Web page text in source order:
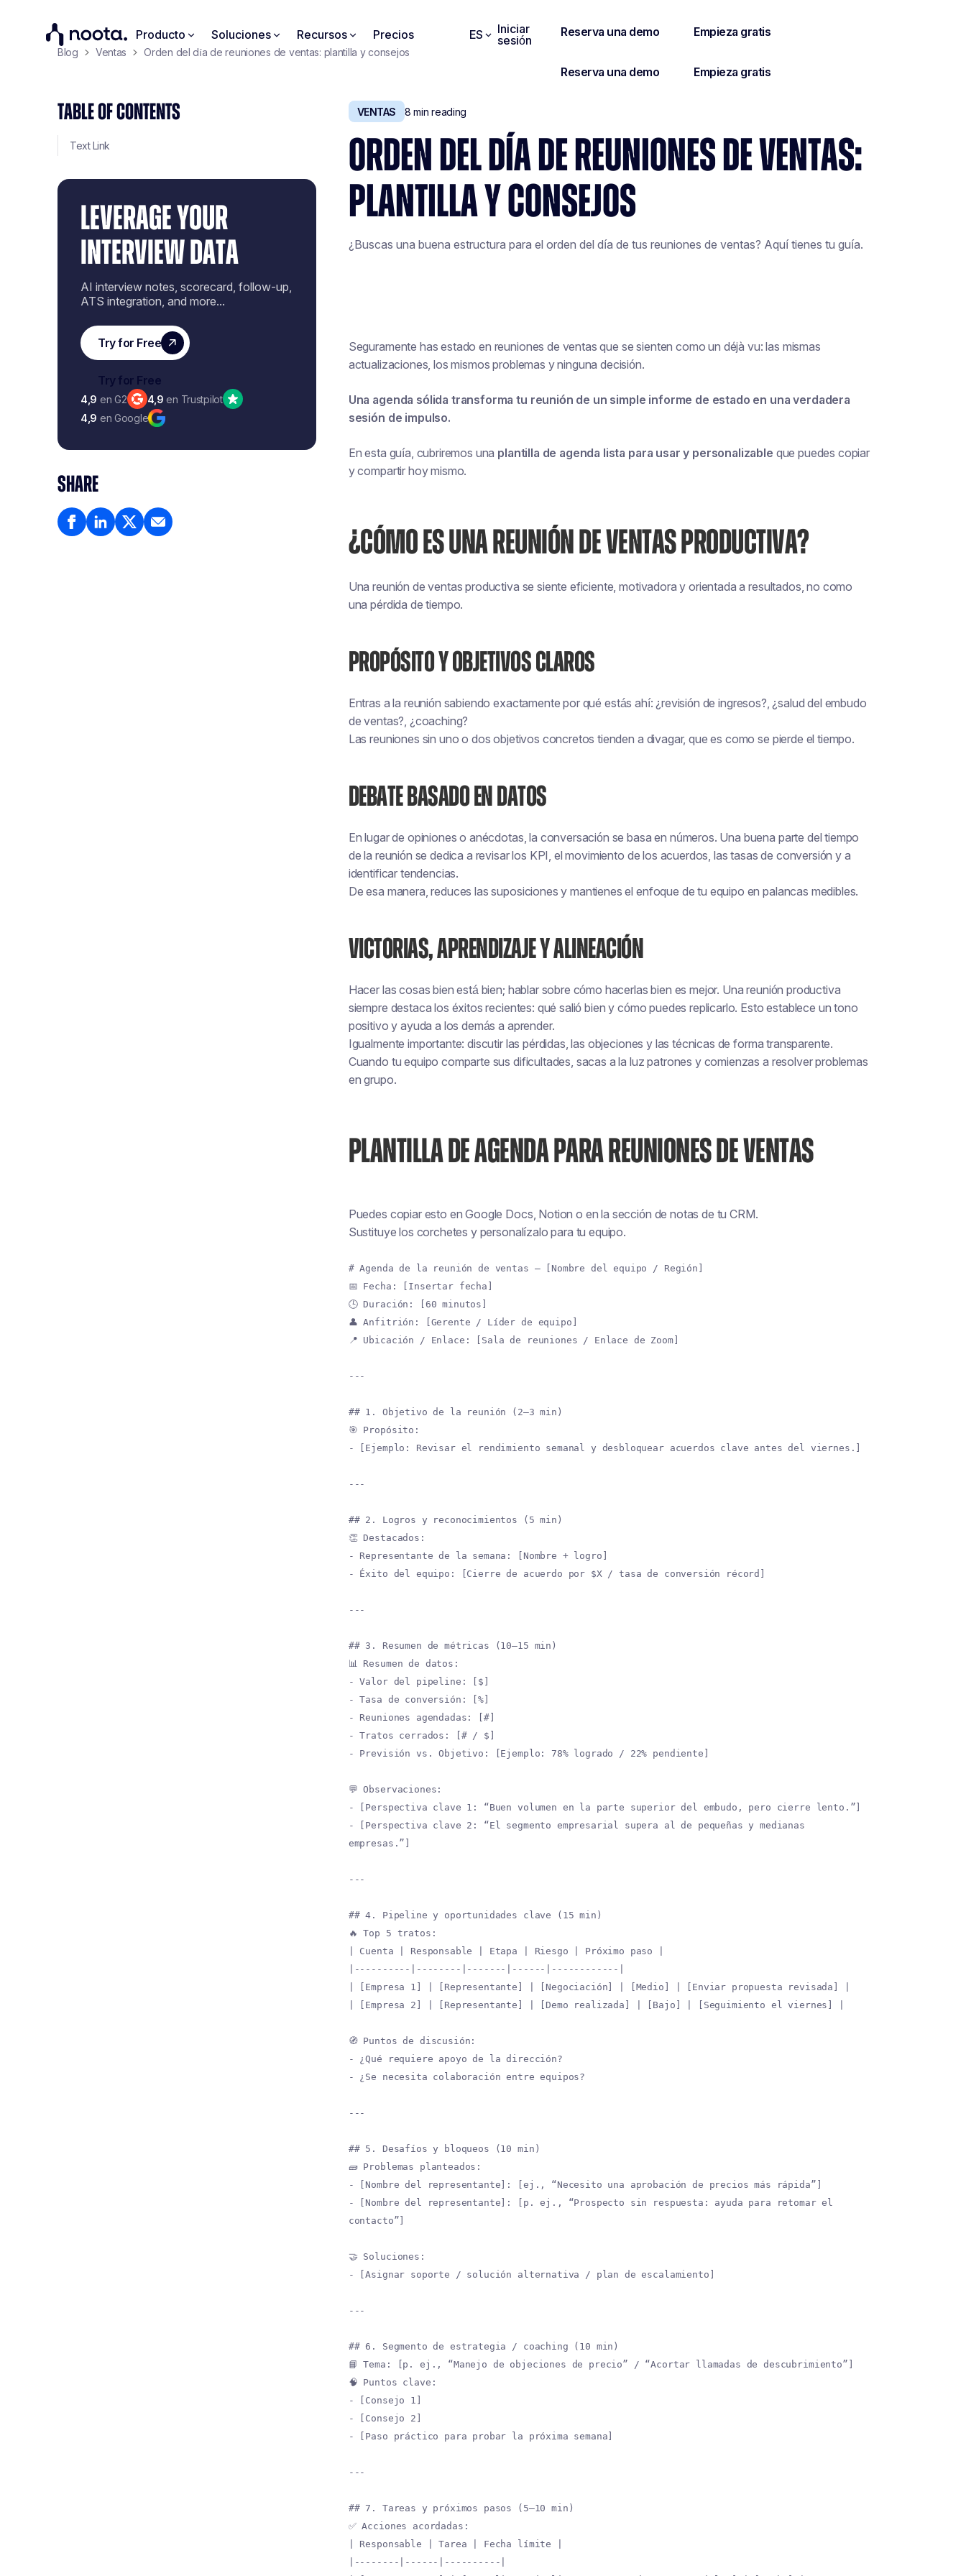
Producto Soluciones Recursos Precios ES
Iniciar
sesión
Blog Ventas Orden del día de reuniones de ventas: plantilla y consejos
TABLE OF CONTENTS
Text Link
LEVERAGE YOUR
INTERVIEW DATA
AI interview notes, scorecard, follow-up,
ATS integration, and more...
4,9 en G2 4,9 en Trustpilot
4,9 en Google
SHARE
VENTAS 8 min reading
ORDEN DEL DÍA DE REUNIONES DE VENTAS:
PLANTILLA Y CONSEJOS
¿Buscas una buena estructura para el orden del día de tus reuniones de ventas? Aquí tienes tu guía.
Seguramente has estado en reuniones de ventas que se sienten como un déjà vu: las mismas
actualizaciones, los mismos problemas y ninguna decisión.
Una agenda sólida transforma tu reunión de un simple informe de estado en una verdadera
sesión de impulso.
En esta guía, cubriremos una plantilla de agenda lista para usar y personalizable que puedes copiar
y compartir hoy mismo.
¿CÓMO ES UNA REUNIÓN DE VENTAS PRODUCTIVA?
Una reunión de ventas productiva se siente eficiente, motivadora y orientada a resultados, no como
una pérdida de tiempo.
PROPÓSITO Y OBJETIVOS CLAROS
Entras a la reunión sabiendo exactamentepor qué estás ahí: ¿revisión de ingresos?, ¿salud del embudo
de ventas?, ¿coaching?
Las reuniones sin uno o dos objetivos concretos tienden a divagar, que es como se pierde el tiempo.
DEBATE BASADO EN DATOS
En lugar de opiniones o anécdotas, la conversación se basa en números. Una buena parte del tiempo
de la reunión se dedica a revisar los KPI, el movimiento de los acuerdos, las tasas de conversión y a
identificar tendencias.
De esa manera, reduces las suposiciones y mantienes el enfoque de tu equipo en palancas medibles.
VICTORIAS, APRENDIZAJE Y ALINEACIÓN
Hacer las cosas bien está bien; hablar sobre cómo hacerlas bien es mejor. Una reunión productiva
siempre destaca los éxitos recientes: qué salió bien y cómo puedes replicarlo. Esto establece un tono
positivo y ayuda a los demás a aprender.
Igualmente importante: discutir las pérdidas, las objeciones y las técnicas de forma transparente.
Cuando tu equipo comparte sus dificultades, sacas a la luz patrones y comienzas a resolver problemas
en grupo.
PLANTILLA DE AGENDA PARA REUNIONES DE VENTAS
Puedes copiar esto en Google Docs, Notion o en la sección de notas de tu CRM.
Sustituye los corchetes y personalízalo para tu equipo.
# Agenda de la reunión de ventas — [Nombre del equipo / Región]
📅 Fecha: [Insertar fecha]
🕒 Duración: [60 minutos]
👤 Anfitrión: [Gerente / Líder de equipo]
📍 Ubicación / Enlace: [Sala de reuniones / Enlace de Zoom]
---
## 1. Objetivo de la reunión (2–3 min)
🎯 Propósito:
- [Ejemplo: Revisar el rendimiento semanal y desbloquear acuerdos clave antes del viernes.]
---
## 2. Logros y reconocimientos (5 min)
👏 Destacados:
- Representante de la semana: [Nombre + logro]
- Éxito del equipo: [Cierre de acuerdo por $X / tasa de conversión récord]
---
## 3. Resumen de métricas (10–15 min)
📊 Resumen de datos:
- Valor del pipeline: [$]
- Tasa de conversión: [%]
- Reuniones agendadas: [#]
- Tratos cerrados: [# / $]
- Previsión vs. Objetivo: [Ejemplo: 78% logrado / 22% pendiente]
💬 Observaciones:
- [Perspectiva clave 1: “Buen volumen en la parte superior del embudo, pero cierre lento.”]
- [Perspectiva clave 2: “El segmento empresarial supera al de pequeñas y medianas
empresas.”]
---
## 4. Pipeline y oportunidades clave (15 min)
🔥 Top 5 tratos:
| Cuenta | Responsable | Etapa | Riesgo | Próximo paso |
|----------|--------|-------|------|------------|
| [Empresa 1] | [Representante] | [Negociación] | [Medio] | [Enviar propuesta revisada] |
| [Empresa 2] | [Representante] | [Demo realizada] | [Bajo] | [Seguimiento el viernes] |
🧭 Puntos de discusión:
- ¿Qué requiere apoyo de la dirección?
- ¿Se necesita colaboración entre equipos?
---
## 5. Desafíos y bloqueos (10 min)
🧱 Problemas planteados:
- [Nombre del representante]: [ej., “Necesito una aprobación de precios más rápida”]
- [Nombre del representante]: [p. ej., “Prospecto sin respuesta: ayuda para retomar el
contacto”]
🤝 Soluciones:
- [Asignar soporte / solución alternativa / plan de escalamiento]
---
## 6. Segmento de estrategia / coaching (10 min)
📘 Tema: [p. ej., “Manejo de objeciones de precio” / “Acortar llamadas de descubrimiento”]
🧠 Puntos clave:
- [Consejo 1]
- [Consejo 2]
- [Paso práctico para probar la próxima semana]
---
## 7. Tareas y próximos pasos (5–10 min)
✅ Acciones acordadas:
| Responsable | Tarea | Fecha límite |
|--------|------|----------|